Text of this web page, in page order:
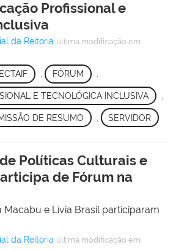
Profissional e
da Reitoria última modificação em
, FÓRUM ,
E TECNOLÓGICA INCLUSIVA
DE RESUMO SERVIDOR
Políticas Culturais e
de Fórum na
Macabu e Lívia Brasil participaram
da Reitoria última modificação em